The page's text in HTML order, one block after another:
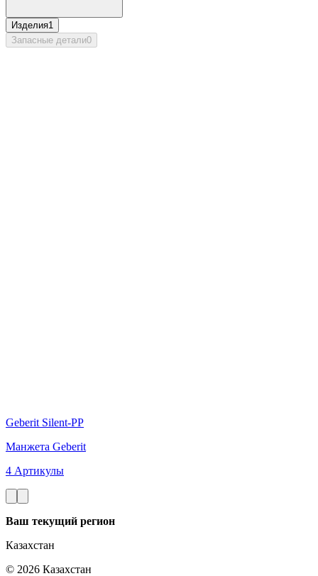
Изделия1
Запасные детали0
Geberit Silent-PP
Манжета Geberit
4 Артикулы
Ваш текущий регион
Казахстан
© 2026 Казахстан